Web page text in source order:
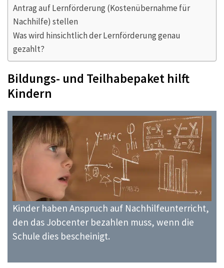
Antrag auf Lernförderung (Kostenübernahme für
Nachhilfe) stellen
Was wird hinsichtlich der Lernförderung genau
gezahlt?
Bildungs- und Teilhabepaket hilft
Kindern
Kinder haben Anspruch auf Nachhilfeunterricht,
den das Jobcenter bezahlen muss, wenn die
Schule dies bescheinigt.